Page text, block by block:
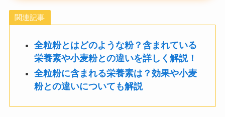
関連記事
全粒粉とはどのような粉？含まれている
栄養素や小麦粉との違いを詳しく解説！
全粒粉に含まれる栄養素は？効果や小麦
粉との違いについても解説